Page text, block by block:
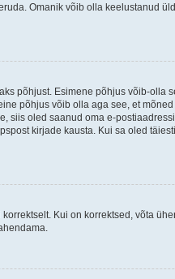
Omanik võib olla keelustanud
põhjust. Esimene põhjus võib-olla
põhjus võib olla aga see, et
oled saanud oma e-
kirjade kausta. Kui sa oled
Kui on korrektsed, võta